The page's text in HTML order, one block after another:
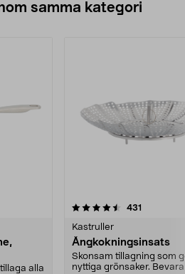
samma kategori
alla
431
Kastruller
Ångkokningsinsats
Skonsam tillagning som
nyttiga grönsaker.
4.5 av 5 stjärnor